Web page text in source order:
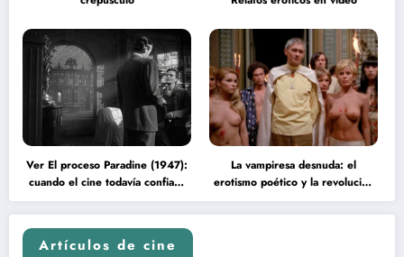
Ver El proceso Paradine (1947):
cuando el cine todavía confiaba
en la inteligencia del espectador
La vampiresa desnuda: el
erotismo poético y la revolución
psicodélica de Jean Rollin
Artículos de cine